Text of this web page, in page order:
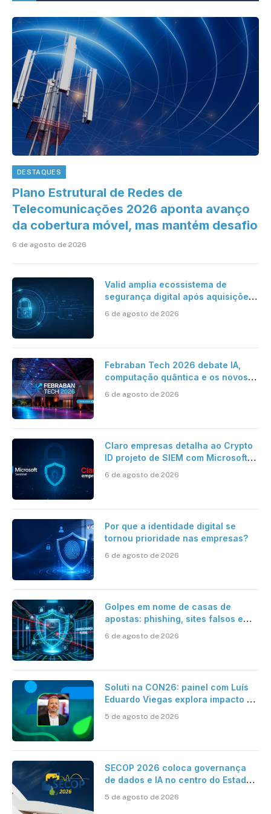
DESTAQUES
Plano Estrutural de Redes de
Telecomunicações 2026 aponta avanço
da cobertura móvel, mas mantém desafio
6 de agosto de 2026
Valid amplia ecossistema de
segurança digital após aquisições
6 de agosto de 2026
Febraban Tech 2026 debate IA,
computação quântica e os novos
6 de agosto de 2026
Claro empresas detalha ao Crypto
ID projeto de SIEM com Microsoft
automatizada
6 de agosto de 2026
Por que a identidade digital se
tornou prioridade nas empresas?
6 de agosto de 2026
Golpes em nome de casas de
apostas: phishing, sites falsos e
6 de agosto de 2026
Soluti na CON26: painel com Luís
Eduardo Viegas explora impacto de
Contabilidade
5 de agosto de 2026
SECOP 2026 coloca governança
de dados e IA no centro do Estado
5 de agosto de 2026